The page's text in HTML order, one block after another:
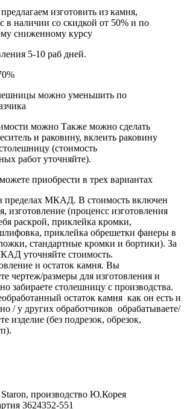
изготовить из камня,
в наличии со скидкой от 50% и по
сниженному курсу
5-10 раб дней.
можно уменьшить по
можно Также можно сделать
и раковину, вклеить раковину
(стоимость
работ уточняйте).
приобрести в трех вариантах
пределах МКАД. В стоимость включен
изготовление (проценсс изготовления
раскрой, приклейка кромки,
приклейка обрешетки фанеры в
стандартные кромки и бортики). За
уточняйте стоимость.
и остаток камня. Вы
чертеж/размеры для изготовления и
забираете столешницу с производства.
остаток камня как он есть и
/ у других обработчиков обрабатываете/
изделие (без подрезок, обрезок,
производство Ю.Корея
3624352-551